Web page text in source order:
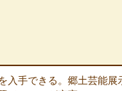
入手できる。郷土芸能展